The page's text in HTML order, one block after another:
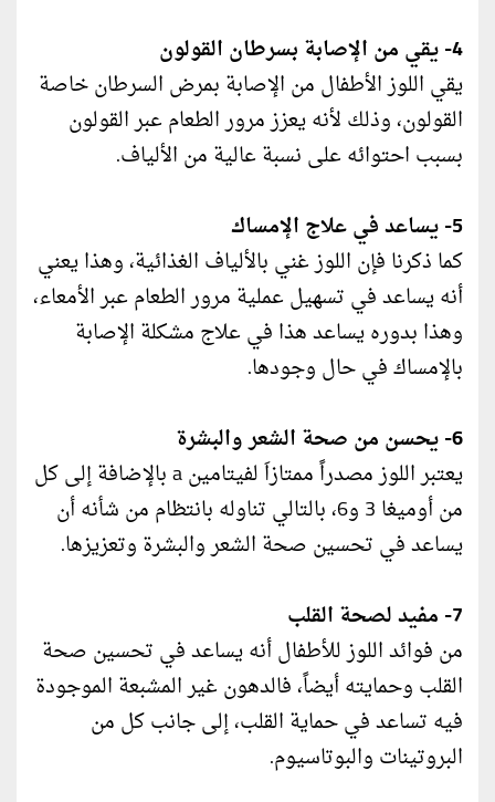
4- يقي من الإصابة بسرطان القولون
يقي اللوز الأطفال من الإصابة بمرض السرطان خاصة
القولون، وذلك لأنه يعزز مرور الطعام عبر القولون
بسبب احتوائه على نسبة عالية من الألياف.
5- يساعد في علاج الإمساك
كما ذكرنا فإن اللوز غني بالألياف الغذائية، وهذا يعني
أنه يساعد في تسهيل عملية مرور الطعام عبر الأمعاء،
وهذا بدوره يساعد هذا في علاج مشكلة الإصابة
بالإمساك في حال وجودها.
6- يحسن من صحة الشعر والبشرة
يعتبر اللوز مصدراً ممتازاَ لفيتامين a بالإضافة إلى كل
من أوميغا 3 و6، بالتالي تناوله بانتظام من شأنه أن
يساعد في تحسين صحة الشعر والبشرة وتعزيزها.
7- مفيد لصحة القلب
من فوائد اللوز للأطفال أنه يساعد في تحسين صحة
القلب وحمايته أيضاً، فالدهون غير المشبعة الموجودة
فيه تساعد في حماية القلب، إلى جانب كل من
البروتينات والبوتاسيوم.